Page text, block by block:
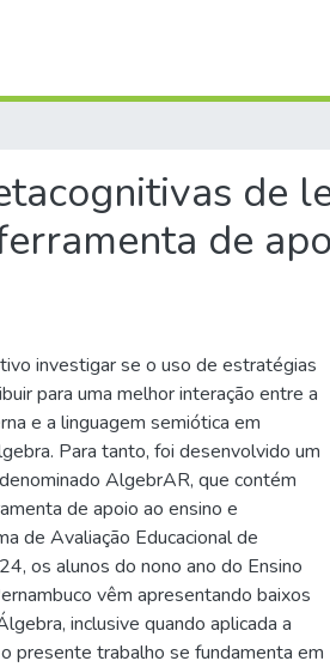
de
de
investigar se o uso de estratégias
para uma melhor interação entre a
e a linguagem semiótica em
Para tanto, foi desenvolvido um
AlgebrAR, que contém
de apoio ao ensino e
de Avaliação Educacional de
os alunos do nono ano do Ensino
vêm apresentando baixos
inclusive quando aplicada a
presente trabalho se fundamenta em